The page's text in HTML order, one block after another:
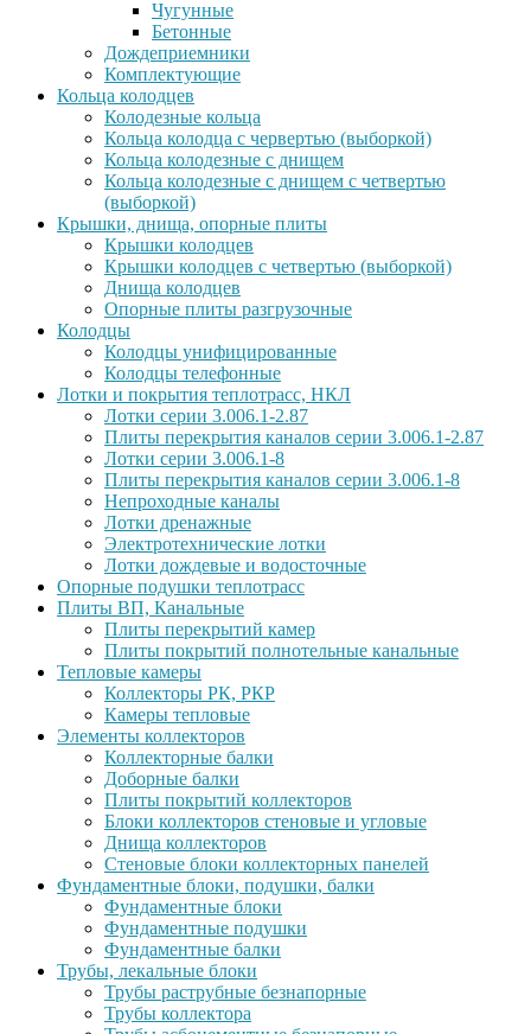
Чугунные
Бетонные
Дождеприемники
Комплектующие
Кольца колодцев
Колодезные кольца
Кольца колодца с червертью (выборкой)
Кольца колодезные с днищем
Кольца колодезные с днищем с четвертью
(выборкой)
Крышки, днища, опорные плиты
Крышки колодцев
Крышки колодцев с четвертью (выборкой)
Днища колодцев
Опорные плиты разгрузочные
Колодцы
Колодцы унифицированные
Колодцы телефонные
Лотки и покрытия теплотрасс, НКЛ
Лотки серии 3.006.1-2.87
Плиты перекрытия каналов серии 3.006.1-2.87
Лотки серии 3.006.1-8
Плиты перекрытия каналов серии 3.006.1-8
Непроходные каналы
Лотки дренажные
Электротехнические лотки
Лотки дождевые и водосточные
Опорные подушки теплотрасс
Плиты ВП, Канальные
Плиты перекрытий камер
Плиты покрытий полнотельные канальные
Тепловые камеры
Коллекторы РК, РКР
Камеры тепловые
Элементы коллекторов
Коллекторные балки
Доборные балки
Плиты покрытий коллекторов
Блоки коллекторов стеновые и угловые
Днища коллекторов
Стеновые блоки коллекторных панелей
Фундаментные блоки, подушки, балки
Фундаментные блоки
Фундаментные подушки
Фундаментные балки
Трубы, лекальные блоки
Трубы раструбные безнапорные
Трубы коллектора